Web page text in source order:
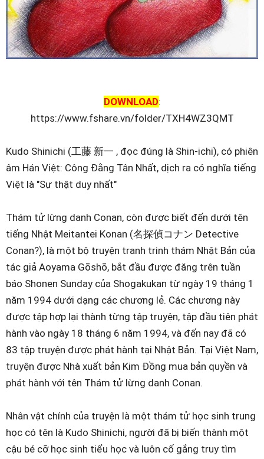
DOWNLOAD:
https://www.fshare.vn/folder/TXH4WZ3QMT
Kudo Shinichi (工藤 新一 , đọc đúng là Shin-ichi), có phiên
âm Hán Việt: Công Đằng Tân Nhất, dịch ra có nghĩa tiếng
Việt là "Sự thật duy nhất"
Thám tử lừng danh Conan, còn được biết đến dưới tên
tiếng Nhật Meitantei Konan (名探偵コナン Detective
Conan?), là một bộ truyện tranh trinh thám Nhật Bản của
tác giả Aoyama Gōshō, bắt đầu được đăng trên tuần
báo Shonen Sunday của Shogakukan từ ngày 19 tháng 1
năm 1994 dưới dạng các chương lẻ. Các chương này
được tập hợp lại thành từng tập truyện, tập đầu tiên phát
hành vào ngày 18 tháng 6 năm 1994, và đến nay đã có
83 tập truyện được phát hành tại Nhật Bản. Tại Việt Nam,
truyện được Nhà xuất bản Kim Đồng mua bản quyền và
phát hành với tên Thám tử lừng danh Conan.
Nhân vật chính của truyện là một thám tử học sinh trung
học có tên là Kudo Shinichi, người đã bị biến thành một
cậu bé cỡ học sinh tiểu học và luôn cố gắng truy tìm